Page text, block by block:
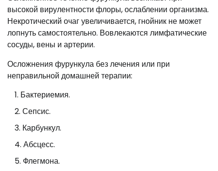
высокой вирулентности флоры, ослаблении организма.
Некротический очаг увеличивается, гнойник не может
лопнуть самостоятельно. Вовлекаются лимфатические
сосуды, вены и артерии.
Осложнения фурункула без лечения или при
неправильной домашней терапии:
Бактериемия.
Сепсис.
Карбункул.
Абсцесс.
Флегмона.